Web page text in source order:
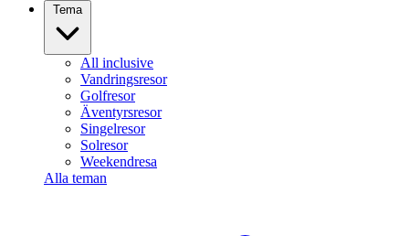
Tema
All inclusive
Vandringsresor
Golfresor
Äventyrsresor
Singelresor
Solresor
Weekendresa
Alla teman